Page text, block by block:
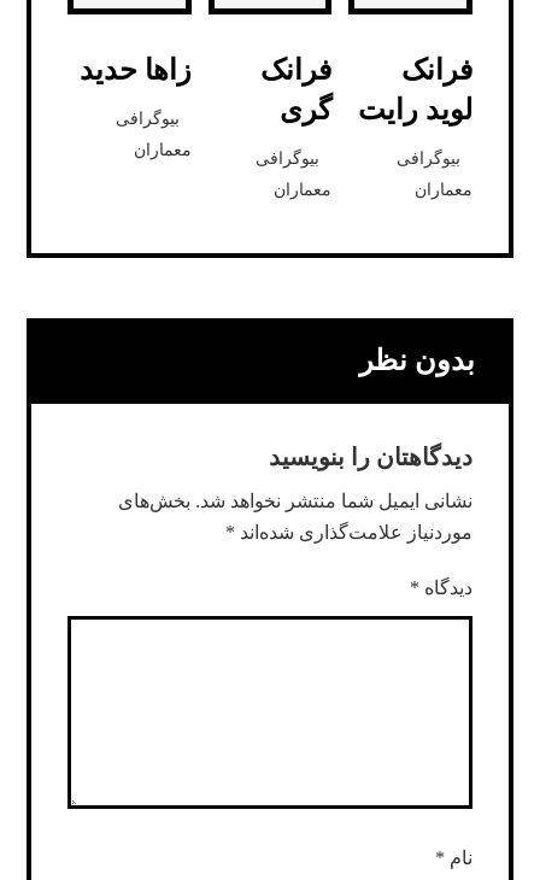
فرانک
لوید رایت
بیوگرافی
معماران
فرانک
گری
بیوگرافی
معماران
زاها حدید
بیوگرافی
معماران
بدون نظر
دیدگاهتان را بنویسید
نشانی ایمیل شما منتشر نخواهد شد. بخش‌های
موردنیاز علامت‌گذاری شده‌اند *
دیدگاه *
نام *